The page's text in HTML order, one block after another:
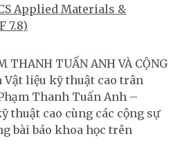
Applied Materials &
7.8)
THANH TUẤN ANH VÀ CỘNG
liệu kỹ thuật cao trân
Thanh Tuấn Anh –
thuật cao cùng các cộng sự
bài báo khoa học trên